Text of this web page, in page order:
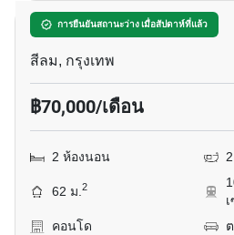
การยืนยันสถานะว่าง เมื่อสัปดาห์ที่แล้ว
อนิล สาทร 12
สีลม, กรุงเทพ
฿70,000/เดือน
2 ห้องนอน
62 ม.2
คอนโด